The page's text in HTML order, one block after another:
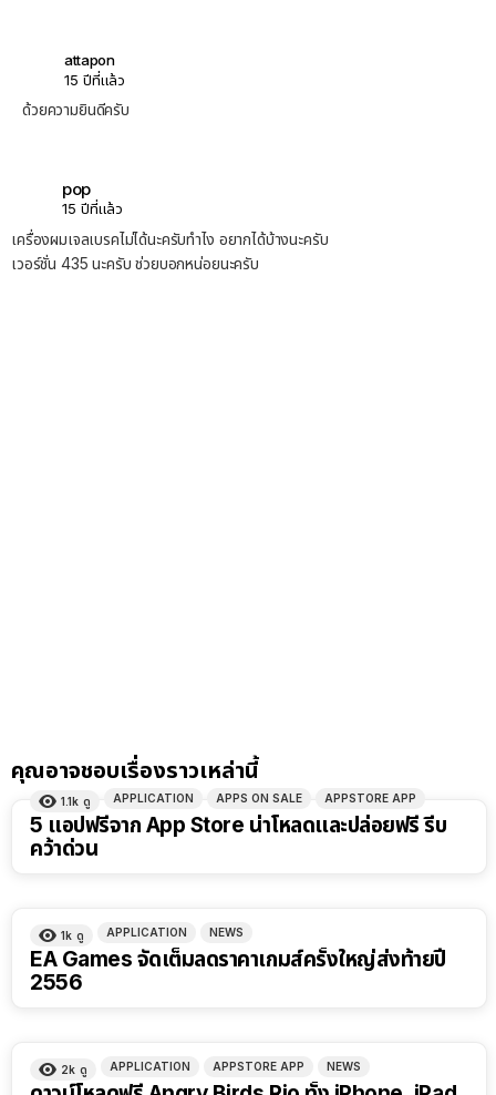
attapon
15 ปีที่แล้ว
ด้วยความยินดีครับ
pop
15 ปีที่แล้ว
เครื่องผมเจลเบรคไม่ได้นะครับทำไง อยากได้บ้างนะครับ
เวอร์ชั่น 435 นะครับ ช่วยบอกหน่อยนะครับ
คุณอาจชอบเรื่องราวเหล่านี้
1.1k ดู APPLICATION APPS ON SALE APPSTORE APP
5 แอปฟรีจาก App Store น่าโหลดและปล่อยฟรี รีบ
คว้าด่วน
1k ดู APPLICATION NEWS
EA Games จัดเต็มลดราคาเกมส์ครั้งใหญ่ส่งท้ายปี
2556
2k ดู APPLICATION APPSTORE APP NEWS